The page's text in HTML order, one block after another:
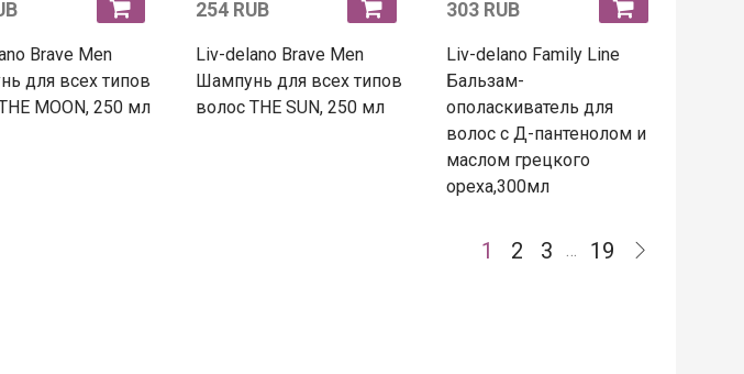
Brave Men
для всех типов
MOON, 250 мл
254 RUB
Liv-delano Brave Men
Шампунь для всех типов
волос THE SUN, 250 мл
303 RUB
Liv-delano Family Line
Бальзам-
ополаскиватель для
волос с Д-пантенолом и
маслом грецкого
ореха,300мл
1 2 3 19